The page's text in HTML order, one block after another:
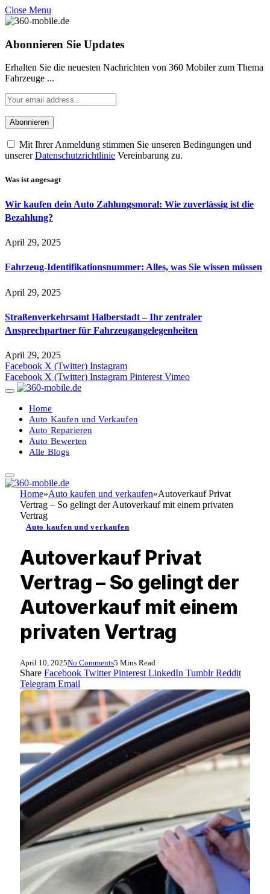
Close Menu
Abonnieren Sie Updates
Erhalten Sie die neuesten Nachrichten von 360 Mobiler zum Thema
Fahrzeuge ...
Mit Ihrer Anmeldung stimmen Sie unseren Bedingungen und
unsererDatenschutzrichtlinie Vereinbarung zu.
Was ist angesagt
Wir kaufen dein Auto Zahlungsmoral: Wie zuverlässig ist die
Bezahlung?
April 29, 2025
Fahrzeug-Identifikationsnummer: Alles, was Sie wissen müssen
April 29, 2025
Straßenverkehrsamt Halberstadt – Ihr zentraler
Ansprechpartner für Fahrzeugangelegenheiten​
April 29, 2025
Facebook X (Twitter) Instagram
Facebook X (Twitter) Instagram Pinterest Vimeo
Home
Auto Kaufen und Verkaufen
Auto Reparieren
Auto Bewerten
Alle Blogs
Home»Auto kaufen und verkaufen»Autoverkauf Privat
Vertrag – So gelingt der Autoverkauf mit einem privaten
Vertrag
Auto kaufen und verkaufen
Autoverkauf Privat
Vertrag – So gelingt der
Autoverkauf mit einem
privaten Vertrag
April 10, 2025No Comments5 Mins Read
Share Facebook Twitter Pinterest LinkedIn Tumblr Reddit
Telegram Email